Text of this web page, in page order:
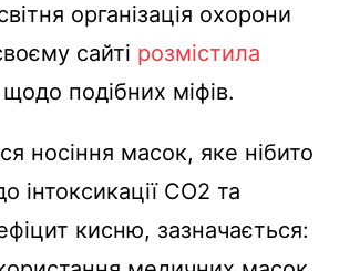
організація охорони
сайті розмістила
подібних міфів.
носіння масок, яке нібито
інтоксикації СО2 та
кисню, зазначається: